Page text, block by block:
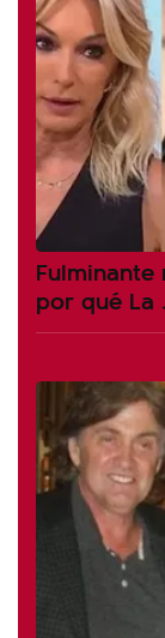
por qué La